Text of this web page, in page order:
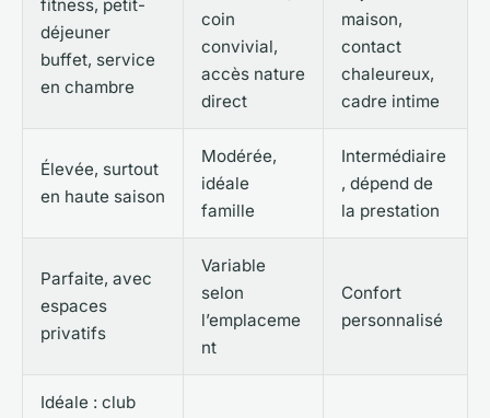
fitness, petit-
déjeuner
buffet, service
en chambre
coin
convivial,
accès nature
direct
maison,
contact
chaleureux,
cadre intime
Élevée, surtout
en haute saison
Modérée,
idéale
famille
Intermédiaire
, dépend de
la prestation
Parfaite, avec
espaces
privatifs
Variable
selon
l’emplaceme
nt
Confort
personnalisé
Idéale : club